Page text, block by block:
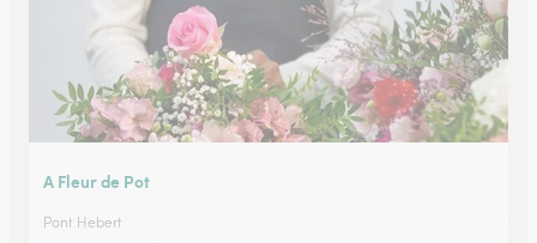
A Fleur de Pot
Pont Hebert